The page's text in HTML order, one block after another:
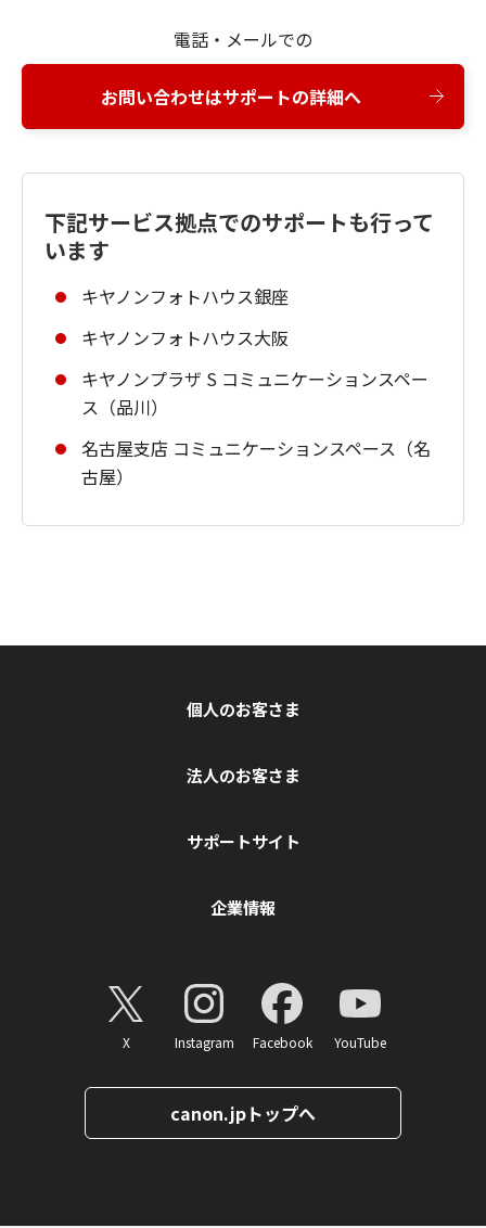
電話・メールでの
お問い合わせはサポートの詳細へ
下記サービス拠点でのサポートも行って
います
キヤノンフォトハウス銀座
キヤノンフォトハウス大阪
キヤノンプラザ S コミュニケーションスペー
ス（品川）
名古屋支店 コミュニケーションスペース（名
古屋）
個人のお客さま
法人のお客さま
サポートサイト
企業情報
X Instagram Facebook YouTube
canon.jpトップへ